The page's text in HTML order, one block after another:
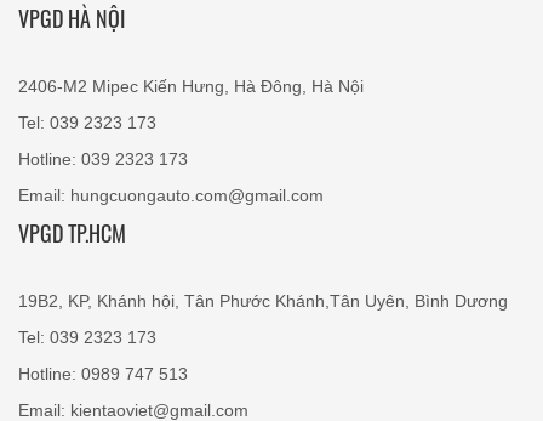
VPGD HÀ NỘI
2406-M2 Mipec Kiến Hưng, Hà Đông, Hà Nội
Tel: 039 2323 173
Hotline: 039 2323 173
Email: hungcuongauto.com@gmail.com
VPGD TP.HCM
19B2, KP, Khánh hội, Tân Phước Khánh,Tân Uyên, Bình Dương
Tel: 039 2323 173
Hotline: 0989 747 513
Email: kientaoviet@gmail.com